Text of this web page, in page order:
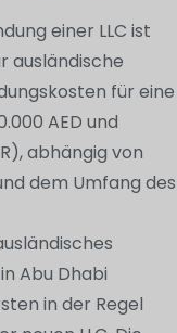
einer LLC ist
ausländische
für eine
AED und
abhängig von
dem Umfang des
Abu Dhabi
in der Regel